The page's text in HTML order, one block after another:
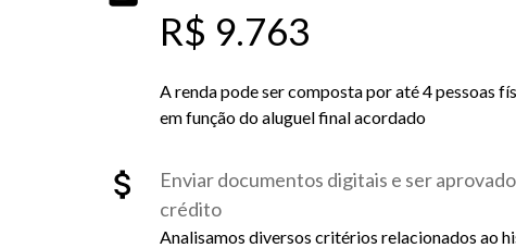
R$ 9.763
A renda pode ser composta por até 4 pessoas
em função do aluguel final acordado
Enviar documentos digitais e ser
crédito
Analisamos diversos critérios relacionados ao